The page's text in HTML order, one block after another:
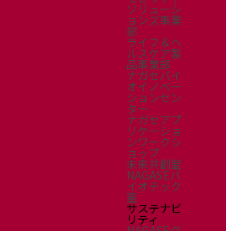
ソリューシ
ョンズ事業
部
ライフ＆ヘ
ルスケア製
品事業部
ナガセバイ
オイノベー
ションセン
ター
ナガセアプ
リケーショ
ンワークシ
ョップ
未来共創室
NAGASEバ
イオテック
室
サステナビ
リティ